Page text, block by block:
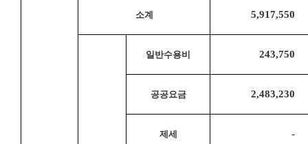
소계 5,917,550
일반수용비 243,750
공공요금 2,483,230
제세 -